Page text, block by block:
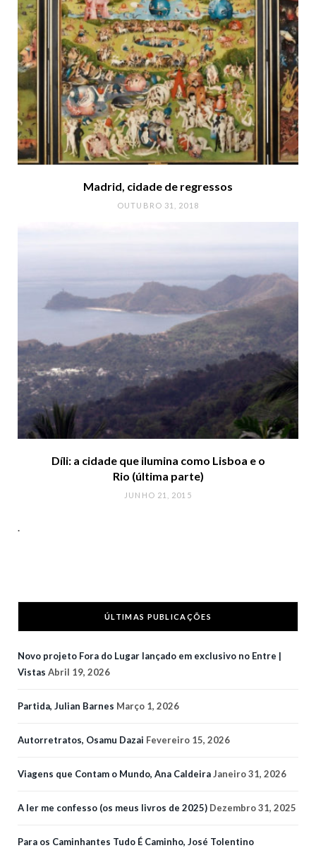
Madrid, cidade de regressos
OUTUBRO 31, 2018
Díli: a cidade que ilumina como Lisboa e o
Rio (última parte)
JUNHO 21, 2015
.
ÚLTIMAS PUBLICAÇÕES
Novo projeto Fora do Lugar lançado em exclusivo no Entre |
Vistas Abril 19, 2026
Partida, Julian Barnes Março 1, 2026
Autorretratos, Osamu Dazai Fevereiro 15, 2026
Viagens que Contam o Mundo, Ana CaldeiraJaneiro 31, 2026
A ler me confesso (os meus livros de 2025) Dezembro 31, 2025
Para os Caminhantes Tudo É Caminho, José Tolentino